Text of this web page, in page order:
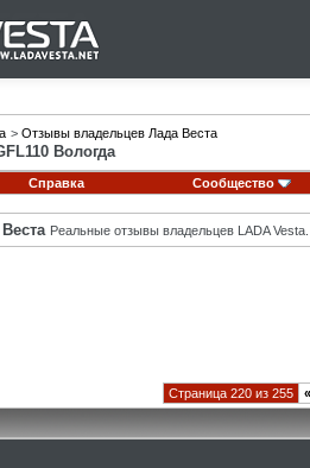
> Отзывы владельцев Лада Веста
Вологда
Справка Сообщество
Реальные отзывы владельцев LADA Vesta.
Страница 220 из 255 «